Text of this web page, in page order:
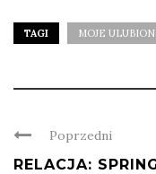
in
new
window)
in
new
window)
TAGI MOJE
Poprzedni
RELACJA: